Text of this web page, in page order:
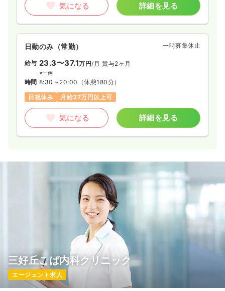
気になる 詳細を見る
日勤のみ（常勤） 一時募集休止
給与 23.3〜37.1万円/月 賞与2ヶ月
※一例
時間 8:30～20:00 （休憩180分）
日祝休み
月給37万円以上可
気になる 詳細を見る
三好丘こば内科クリニック
エージェント求人